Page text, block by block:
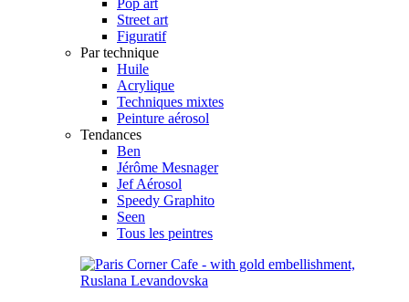
Street art
Figuratif
Par technique
Huile
Acrylique
Techniques mixtes
Peinture aérosol
Tendances
Ben
Jérôme Mesnager
Jef Aérosol
Speedy Graphito
Seen
Tous les peintres